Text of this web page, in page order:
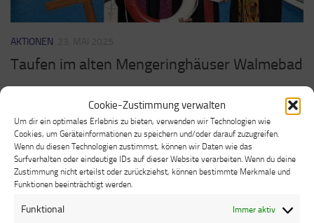
Cookie-Zustimmung verwalten
Um dir ein optimales Erlebnis zu bieten, verwenden wir Technologien wie
Cookies, um Geräteinformationen zu speichern und/oder darauf zuzugreifen.
Wenn du diesen Technologien zustimmst, können wir Daten wie das
Surfverhalten oder eindeutige IDs auf dieser Website verarbeiten. Wenn du deine
Zustimmung nicht erteilst oder zurückziehst, können bestimmte Merkmale und
Funktionen beeinträchtigt werden.
Funktional Immer aktiv
AKTIONEN
Taufen im alten Mengeringhäuser Walmebad
und seither ist es fester Bestandteil vieler persönlicher
Geschichten: Hier haben Kinder das Schwimmen gelernt, viele
Freundschaften entwickelten hier ihre erste zarte Bande. Das
Bad steht für erfrischendes Wohlgefühl an heißen
Sommertagen und ist behaftet mit vielen positiven
Uhr, findet hier ein Tauffest statt.